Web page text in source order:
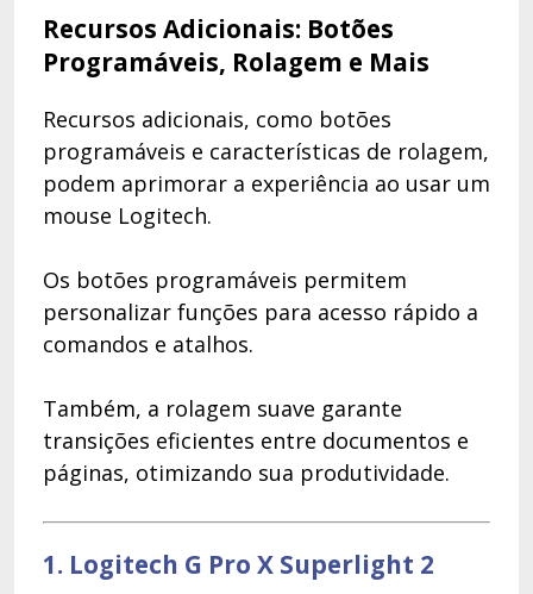
Recursos Adicionais: Botões
Programáveis, Rolagem e Mais
Recursos adicionais, como botões
programáveis e características de rolagem,
podem aprimorar a experiência ao usar um
mouse Logitech.
Os botões programáveis permitem
personalizar funções para acesso rápido a
comandos e atalhos.
Também, a rolagem suave garante
transições eficientes entre documentos e
páginas, otimizando sua produtividade.
1. Logitech G Pro X Superlight 2